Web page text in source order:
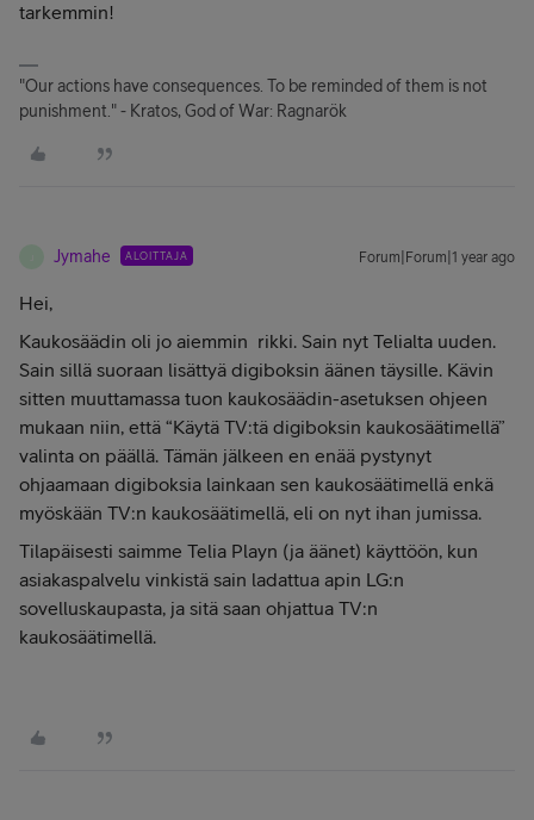
tarkemmin!
"Our actions have consequences. To be reminded of them is not
punishment." - Kratos, God of War: Ragnarök
Jymahe ALOITTAJA Forum|Forum|1 year ago
Hei,
Kaukosäädin oli jo aiemmin rikki. Sain nyt Telialta uuden.
Sain sillä suoraan lisättyä digiboksin äänen täysille. Kävin
sitten muuttamassa tuon kaukosäädin-asetuksen ohjeen
mukaan niin, että “Käytä TV:tä digiboksin kaukosäätimellä”
valinta on päällä. Tämän jälkeen en enää pystynyt
ohjaamaan digiboksia lainkaan sen kaukosäätimellä enkä
myöskään TV:n kaukosäätimellä, eli on nyt ihan jumissa.
Tilapäisesti saimme Telia Playn (ja äänet) käyttöön, kun
asiakaspalvelu vinkistä sain ladattua apin LG:n
sovelluskaupasta, ja sitä saan ohjattua TV:n
kaukosäätimellä.